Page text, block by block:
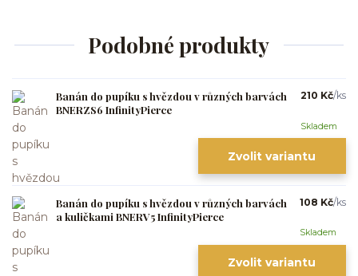
Podobné produkty
Banán do pupíku s hvězdou v různých barvách
BNERZS6 InfinityPierce
210 Kč/ks
Skladem
Zvolit variantu
Banán do pupíku s hvězdou v různých barvách
a kuličkami BNERV5 InfinityPierce
108 Kč/ks
Skladem
Zvolit variantu